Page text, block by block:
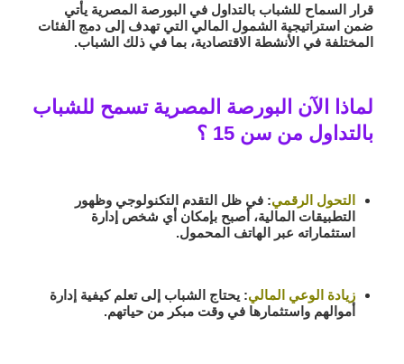
قرار السماح للشباب بالتداول في البورصة المصرية يأتي
ضمن استراتيجية الشمول المالي التي تهدف إلى دمج الفئات
المختلفة في الأنشطة الاقتصادية، بما في ذلك الشباب.
لماذا الآن البورصة المصرية تسمح للشباب
بالتداول من سن 15 ؟
التحول الرقمي: في ظل التقدم التكنولوجي وظهور
التطبيقات المالية، أصبح بإمكان أي شخص إدارة
استثماراته عبر الهاتف المحمول.
زيادة الوعي المالي: يحتاج الشباب إلى تعلم كيفية إدارة
أموالهم واستثمارها في وقت مبكر من حياتهم.